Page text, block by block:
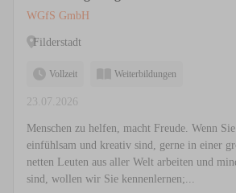
WGfS GmbH
Filderstadt
Vollzeit Weiterbildungen
23.07.2026
Menschen zu helfen, macht Freude. Wenn Sie
einfühlsam und kreativ sind, gerne in einer
netten Leuten aus aller Welt arbeiten und
sind, wollen wir Sie kennenlernen;...